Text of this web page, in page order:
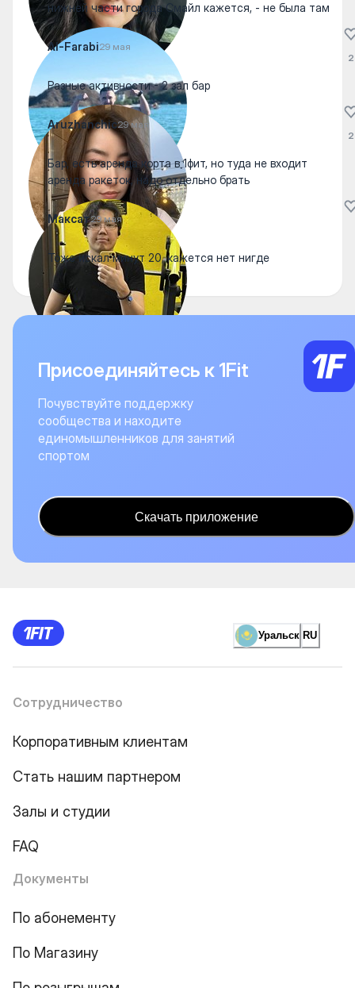
нижней части города Смайл кажется, - не была там
Al-Farabi29 мая
Разные активности - 2 зал бар
2
Aruzhanchic29 мая
Бар, есть аренда корта в 1фит, но туда не входит
аренда ракеток, надо отдельно брать
2
Максат29 мая
Тоже искал минут 20, кажется нет нигде
Присоединяйтесь к 1Fit
Почувствуйте поддержку
сообщества и находите
единомышленников для занятий
спортом
Скачать приложение
Уральск RU
Сотрудничество
Корпоративным клиентам
Стать нашим партнером
Залы и студии
FAQ
Документы
По абонементу
По Магазину